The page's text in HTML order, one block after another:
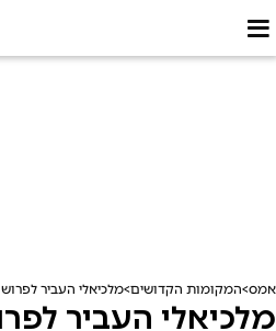
אמס המקומות הקדושים מלכיאלי העביר
מלכיאלי העביר